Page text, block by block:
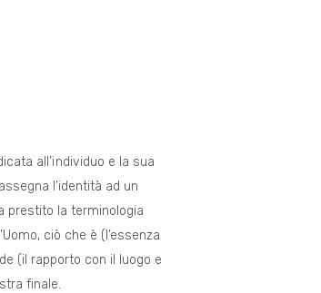
all’individuo e la sua
l’identità ad un
prestito la terminologia
ciò che è (l’essenza
(il rapporto con il luogo e
finale.